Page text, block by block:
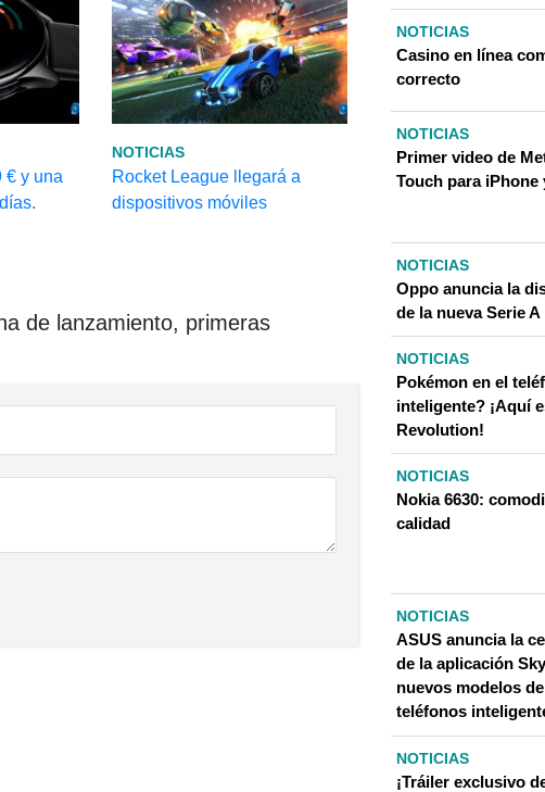
€ y una
NOTICIAS
Rocket League llegará a
dispositivos móviles
de lanzamiento, primeras
NOTICIAS
Casino en línea
correcto
NOTICIAS
Primer video de
Touch para iPhone
NOTICIAS
Oppo anuncia la
de la nueva Serie A
NOTICIAS
Pokémon en el
inteligente? ¡Aquí
Revolution!
NOTICIAS
Nokia 6630:
calidad
NOTICIAS
ASUS anuncia la
de la aplicación
nuevos modelos
teléfonos
NOTICIAS
¡Tráiler exclusivo